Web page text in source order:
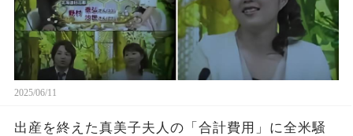
2025/06/11
出産を終えた真美子夫人の「合計費用」に全米騒